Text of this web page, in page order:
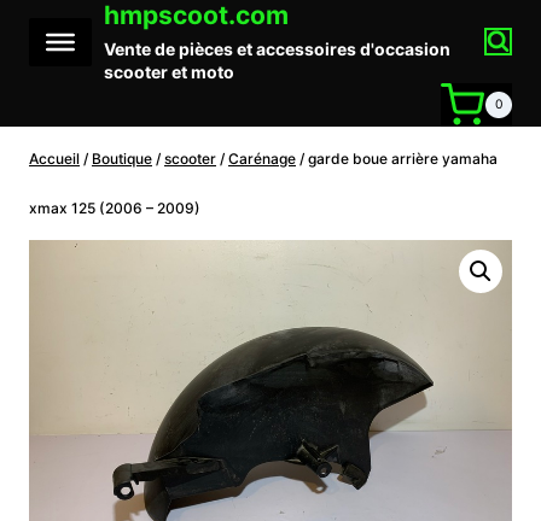
contenu
hmpscoot.com
Vente de pièces et accessoires d'occasion
scooter et moto
0
Accueil / Boutique / scooter / Carénage / garde boue arrière yamaha
xmax 125 (2006 – 2009)